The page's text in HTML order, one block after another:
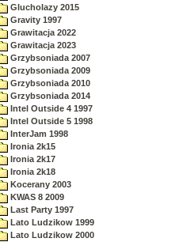
Glucholazy 2015
Gravity 1997
Grawitacja 2022
Grawitacja 2023
Grzybsoniada 2007
Grzybsoniada 2009
Grzybsoniada 2010
Grzybsoniada 2014
Intel Outside 4 1997
Intel Outside 5 1998
InterJam 1998
Ironia 2k15
Ironia 2k17
Ironia 2k18
Kocerany 2003
KWAS 8 2009
Last Party 1997
Lato Ludzikow 1999
Lato Ludzikow 2000